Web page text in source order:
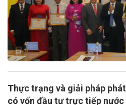
Thực trạng và giải pháp
có vốn đầu tư trực tiếp